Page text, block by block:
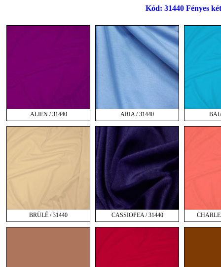
Kód: 31440 Fényes
ALIEN / 31440 ARIA / 31440
BRÜLÉ / 31440 CASSIOPEA / 31440